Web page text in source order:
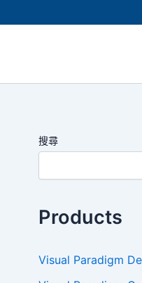
搜尋
Products
Visual Paradigm